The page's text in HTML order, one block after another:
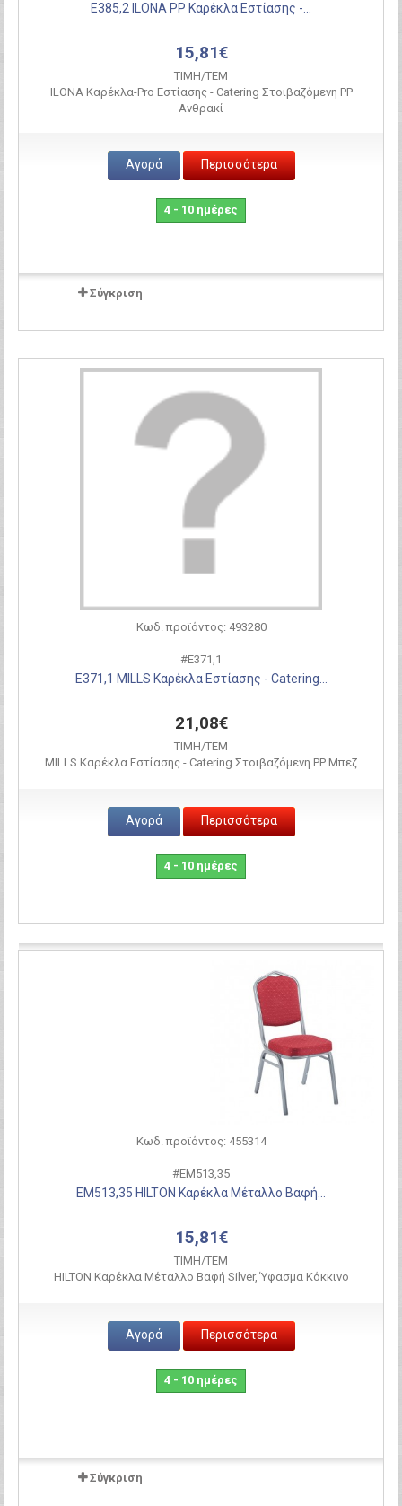
Ε385,2 ILONA PP Καρέκλα Εστίασης -...
15,81€
ΤΙΜH/ΤΕΜ
ILONA Καρέκλα-Pro Εστίασης - Catering Στοιβαζόμενη PP
Ανθρακί
Αγορά Περισσότερα
4 - 10 ημέρες
Σύγκριση
Κωδ. προϊόντος: 493280
#Ε371,1
Ε371,1 MILLS Καρέκλα Εστίασης - Catering...
21,08€
ΤΙΜH/ΤΕΜ
MILLS Καρέκλα Εστίασης - Catering Στοιβαζόμενη PP Μπεζ
Αγορά Περισσότερα
4 - 10 ημέρες
Κωδ. προϊόντος: 455314
#ΕΜ513,35
ΕΜ513,35 HILTON Καρέκλα Μέταλλο Βαφή...
15,81€
ΤΙΜH/ΤΕΜ
HILTON Καρέκλα Μέταλλο Βαφή Silver, Ύφασμα Κόκκινο
Αγορά Περισσότερα
4 - 10 ημέρες
Σύγκριση